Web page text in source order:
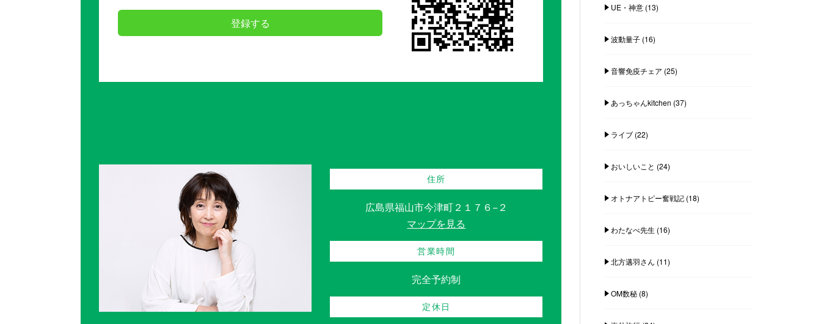
登録する
住所
広島県福山市今津町２１７６−２
マップを見る
営業時間
完全予約制
定休日
UE・神意(13)
波動量子(16)
音響免疫チェア (25)
あっちゃんkitchen (37)
ライブ(22)
おいしいこと (24)
オトナアトピー奮戦記(18)
わたなべ先生 (16)
北方邁羽さん (11)
OM数秘(8)